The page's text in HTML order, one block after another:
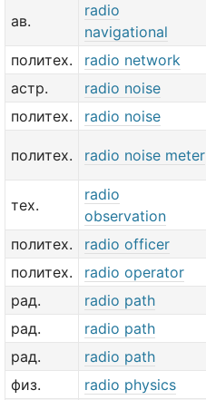
ав.
radio
navigational
политех. radio network
астр.
radio noise
политех.
radio noise
политех. radio noise meter
тех.
radio
observation
политех. radio officer
политех.
radio operator
рад.
radio path
рад.
radio path
рад.
radio path
физ.
radio physics